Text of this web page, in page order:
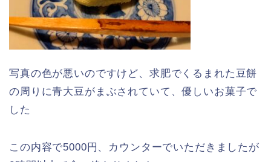
写真の色が悪いのですけど、求肥でくるまれた豆餅
の周りに青大豆がまぶされていて、優しいお菓子で
した
この内容で5000円、カウンターでいただきましたが